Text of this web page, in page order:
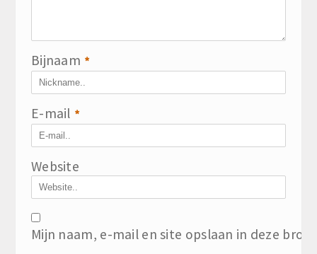
Bijnaam *
E-mail *
Website
Mijn naam, e-mail en site opslaan in deze